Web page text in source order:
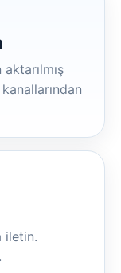
iletin.